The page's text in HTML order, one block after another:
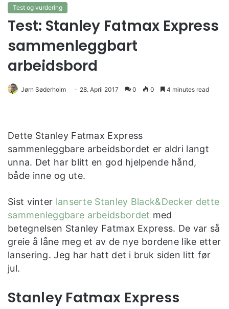
Test og vurdering
Test: Stanley Fatmax Express
sammenleggbart
arbeidsbord
Jørn Søderholm 28. April 2017 0 0 4 minutes read
Dette Stanley Fatmax Express
sammenleggbare arbeidsbordet er aldri langt
unna. Det har blitt en god hjelpende hånd,
både inne og ute.
Sist vinter lanserte Stanley Black&Decker dette
sammenleggbare arbeidsbordet med
betegnelsen Stanley Fatmax Express. De var så
greie å låne meg et av de nye bordene like etter
lansering. Jeg har hatt det i bruk siden litt før
jul.
Stanley Fatmax Express